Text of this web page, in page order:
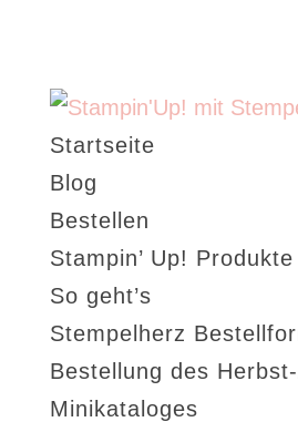
Startseite
Blog
Bestellen
Stampin’ Up!
So geht’s
Stempelherz
Bestellung des
Minikataloges